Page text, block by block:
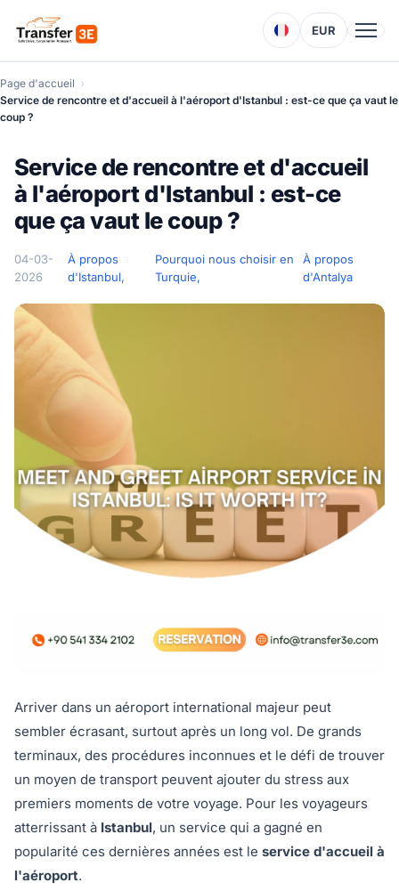
EUR
Page d'accueil
Service de rencontre et d'accueil à l'aéroport d'Istanbul : est-ce que ça vaut le
coup ?
Service de rencontre et d'accueil
à l'aéroport d'Istanbul : est-ce
que ça vaut le coup ?
04-03-
2026
À propos
d'Istanbul,
Pourquoi nous choisir en
Turquie,
À propos
d'Antalya
Arriver dans un aéroport international majeur peut
sembler écrasant, surtout après un long vol. De grands
terminaux, des procédures inconnues et le défi de trouver
un moyen de transport peuvent ajouter du stress aux
premiers moments de votre voyage. Pour les voyageurs
atterrissant à Istanbul, un service qui a gagné en
popularité ces dernières années est le service d'accueil à
l'aéroport.